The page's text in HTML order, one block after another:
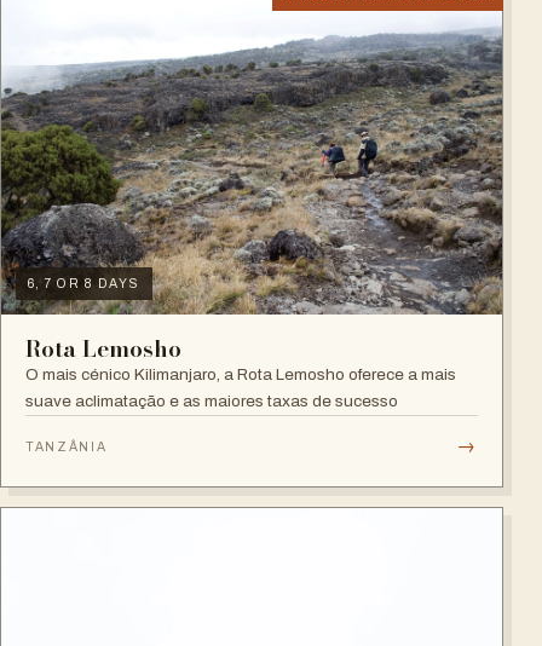
6, 7 OR 8 DAYS
Rota Lemosho
O mais cénico Kilimanjaro, a Rota Lemosho oferece a mais
suave aclimatação e as maiores taxas de sucesso
TANZÂNIA →